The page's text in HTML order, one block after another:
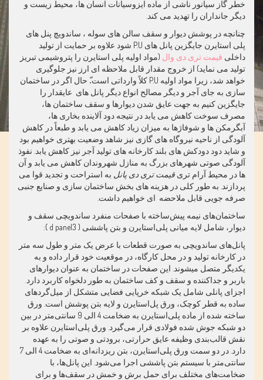
خطر گاز سیانور ناشی از ماده ایزوسیانات انسان ها، محیط زیست و
دیگر جانداران را تهدید می کند.
چنانچه در پوشش دیوار و سقف سالن های سوله ، ساندویچ پنل های
پلی استایرن جایگزین پانل های P.U شود علاوه بر حمایت از تولید
داخلی قیمت تری دی وال (مواد اولیه پلی استایرن را پتروشیمی تبریز
تولید می نماید) از خروج مقدار قابل ملاحظه ای ارز نیز جلوگیری
خواهد شد، زیرا مواد اولیه P.U کلاً وارداتی است.ّ حال اگر در ساختمان
سازی به جای آجر و دیگر مصالح انواع دیگر پانل های عایقدار را
جایگزین کنیم به جهت عایق شدن دیوارها و سقف ساختمان ها،
مصرف سوخت کاهش می یابد در نتیجه دود آلاینده بخاری ها،
آبگرمکن ها و شوفاژها به میزان زیاد کاهش می یابد و طبعاً در کاهش
آلودگی از ناحیه نیروگاه های گازی نیز شاهد وضعیت بهتری خواهیم بود
و شاید دود دودکش های بلند کارخانه های تولید آجر نیز کاهش یابد. نفوذ
آلودگی صوتی شهرهای بزرگ به منازل شهروندان کاهش می یابد و آن
ها در محیط آرام تری قیمت تری دی پانل به استراحت و تجدید قوا می
پردازند. به طور کلی در هزینه های بخش ساختمان سازی و صنایع جنبی
صرفه جویی قابل ملاحضه ای خواهیم داشت.
ساختمان‌های نیمه پیش‌ساخته با صفحات منفرد ساندویچی سقف و
دیوار، شامل لایه میانی پلی‌استایرن و بتن پاششی ( 3
d panel
):
پانل‌های ساندویچی به صورت قطعات با عرض یک متر و طول سه متر
در کارخانه تولید و در محل کارگاه، در موقعیت خود قرار داده و به
یکدیگر متصل میشوند. این صفحات در ساختمان به عنوان دیوارهای
باربر و جداکننده و سقف و کف ساختمان به طور دلخواه کاربرد دارد.
اجزای پانلی شامل یک شبکه خرپایی فضایی متشکل از میل‌گردهای
ساده به قطر کوچک، ورق پل‌استایرن و لایه بتن پوشش است. ورق
ساخته شده از ماده پلی‌استایرن به ضخامت 4 الی 9 سانتی‌متر در بین
دو شبکه جوش شده فولادی قرار می‌گیرد. ورق پلی‌استایرن علاوه بر
نقش قالب‌بندی وظیفه عایق حرارتی، برودتی و صوتی را به عهده
دارد. در دو سمت ورق پلی‌استایرن، بتن ریزدانه‌ای به ضخامت 4 الی 7
سانتی‌متر با سیستم بتن پاششی اجرا می‌شود. این پانل‌ها، با
ضخامت‌های مختلف برای حمل برش و خمش در سقف‌ها و برای